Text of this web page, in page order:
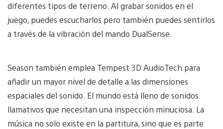
diferentes tipos de terreno. Al grabar sonidos en el
juego, puedes escucharlos pero también puedes sentirlos
a través de la vibración del mando DualSense.
Season también emplea Tempest 3D AudioTech para
añadir un mayor nivel de detalle a las dimensiones
espaciales del sonido. El mundo está lleno de sonidos
llamativos que necesitan una inspección minuciosa. La
música no solo existe en la partitura, sino que es parte